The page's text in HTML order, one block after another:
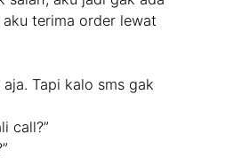
terima order lewat
Tapi kalo sms gak
call?”